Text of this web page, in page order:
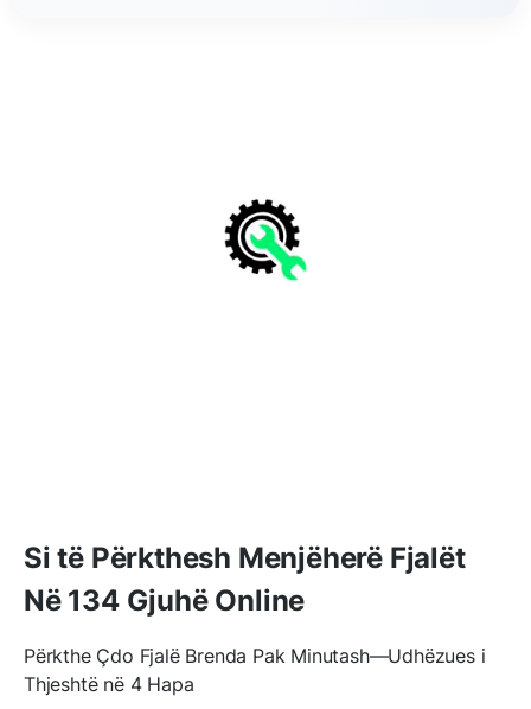
Si të Përkthesh Menjëherë Fjalët
Në 134 Gjuhë Online
Përkthe Çdo Fjalë Brenda Pak Minutash—Udhëzues i
Thjeshtë në 4 Hapa